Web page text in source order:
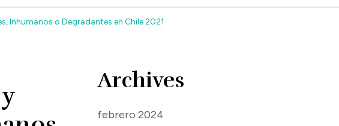
Inhumanos o Degradantes en Chile 2021
Archives
febrero 2024